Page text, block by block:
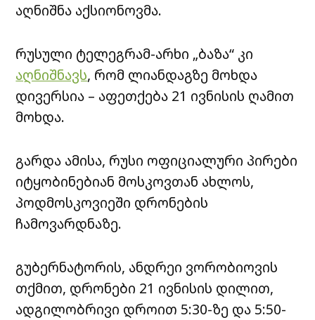
აღნიშნა აქსიონოვმა.
რუსული ტელეგრამ-არხი „ბაზა“ კი
აღნიშნავს, რომ ლიანდაგზე მოხდა
დივერსია – აფეთქება 21 ივნისის ღამით
მოხდა.
გარდა ამისა, რუსი ოფიციალური პირები
იტყობინებიან მოსკოვთან ახლოს,
პოდმოსკოვიეში დრონების
ჩამოვარდნაზე.
გუბერნატორის, ანდრეი ვორობიოვის
თქმით, დრონები 21 ივნისის დილით,
ადგილობრივი დროით 5:30-ზე და 5:50-